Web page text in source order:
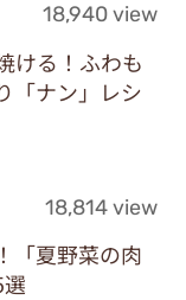
18,940 view
ける！ふわも
「ナン」レシ
18,814 view
「夏野菜の肉